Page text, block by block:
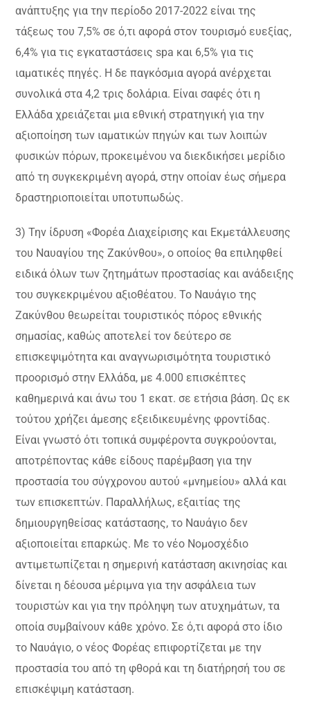
ανάπτυξης για την περίοδο 2017-2022 είναι της
τάξεως του 7,5% σε ό,τι αφορά στον τουρισμό ευεξίας,
6,4% για τις εγκαταστάσεις spa και 6,5% για τις
ιαματικές πηγές. Η δε παγκόσμια αγορά ανέρχεται
συνολικά στα 4,2 τρις δολάρια. Είναι σαφές ότι η
Ελλάδα χρειάζεται μια εθνική στρατηγική για την
αξιοποίηση των ιαματικών πηγών και των λοιπών
φυσικών πόρων, προκειμένου να διεκδικήσει μερίδιο
από τη συγκεκριμένη αγορά, στην οποίαν έως σήμερα
δραστηριοποιείται υποτυπωδώς.
3) Την ίδρυση «Φορέα Διαχείρισης και Εκμετάλλευσης
του Ναυαγίου της Ζακύνθου», ο οποίος θα επιληφθεί
ειδικά όλων των ζητημάτων προστασίας και ανάδειξης
του συγκεκριμένου αξιοθέατου. Το Ναυάγιο της
Ζακύνθου θεωρείται τουριστικός πόρος εθνικής
σημασίας, καθώς αποτελεί τον δεύτερο σε
επισκεψιμότητα και αναγνωρισιμότητα τουριστικό
προορισμό στην Ελλάδα, με 4.000 επισκέπτες
καθημερινά και άνω του 1 εκατ. σε ετήσια βάση. Ως εκ
τούτου χρήζει άμεσης εξειδικευμένης φροντίδας.
Είναι γνωστό ότι τοπικά συμφέροντα συγκρούονται,
αποτρέποντας κάθε είδους παρέμβαση για την
προστασία του σύγχρονου αυτού «μνημείου» αλλά και
των επισκεπτών. Παραλλήλως, εξαιτίας της
δημιουργηθείσας κατάστασης, το Ναυάγιο δεν
αξιοποιείται επαρκώς. Με το νέο Νομοσχέδιο
αντιμετωπίζεται η σημερινή κατάσταση ακινησίας και
δίνεται η δέουσα μέριμνα για την ασφάλεια των
τουριστών και για την πρόληψη των ατυχημάτων, τα
οποία συμβαίνουν κάθε χρόνο. Σε ό,τι αφορά στο ίδιο
το Ναυάγιο, ο νέος Φορέας επιφορτίζεται με την
προστασία του από τη φθορά και τη διατήρησή του σε
επισκέψιμη κατάσταση.